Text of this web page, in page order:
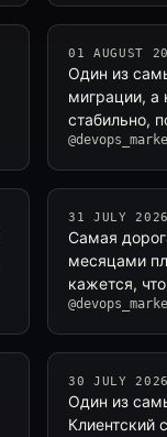
01 AUGUST
Один из
миграции, а
стабильно,
31 JULY 2026
Самая
месяцами
кажется,
30 JULY 2026
Один из
Клиентский